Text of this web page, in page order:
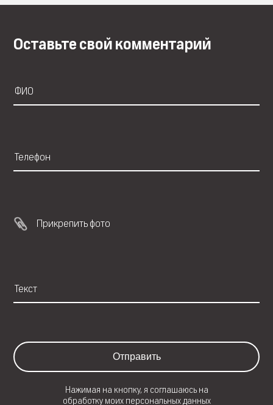
Оставьте свой комментарий
Прикрепить фото
Отправить
Нажимая на кнопку, я соглашаюсь на
обработку моих персональных данных